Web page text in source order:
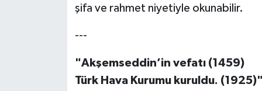
şifa ve rahmet niyetiyle okunabilir.
---
"Akşemseddin’in vefatı (1459)
Türk Hava Kurumu kuruldu. (1925)"
Çankırı Müftülüğü
Çorum Müftülüğü
Denizli Müftülüğü
Bilim, Teknoloji
Biyografiler
Diyanet TV